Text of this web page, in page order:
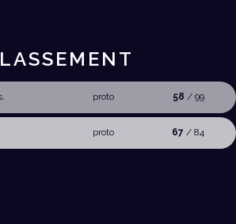
proto 58 / 99
proto 67 / 84